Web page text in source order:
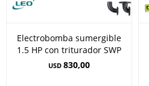
Electrobomba sumergible
1.5 HP con triturador SWP
USD 830,00